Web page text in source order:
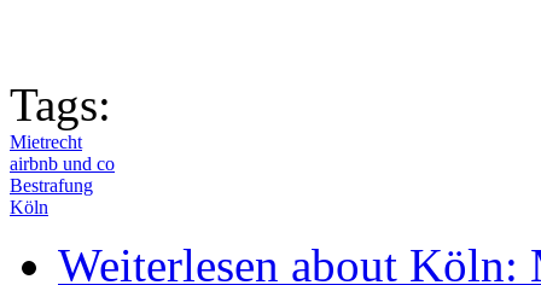
Tags:
Mietrecht
airbnb und co
Bestrafung
Köln
Weiterlesen about Köln: